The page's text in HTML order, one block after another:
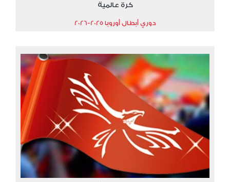
كرة عالمية
دوري أبطال أوروبا 2025-2026